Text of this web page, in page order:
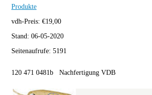
Produkte
vdh-Preis: €19,00
Stand: 06-05-2020
Seitenaufrufe: 5191
120 471 0481b Nachfertigung VDB